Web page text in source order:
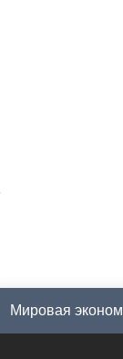
Мировая